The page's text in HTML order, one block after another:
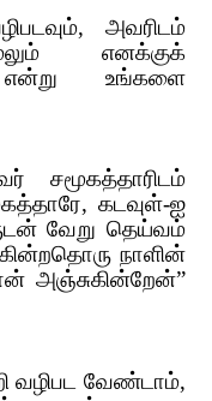
,​​ அவரிடம்
எனக்குக்
என்று உங்களை
,​​ கடவுள்-ஐ
வேறு தெய்வம்
நாளின்
அஞ்சுகின்றேன்”​​
வழிபட வேண்டாம்,​​